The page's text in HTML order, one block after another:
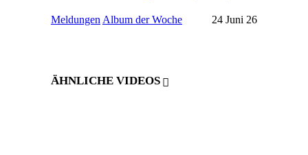
Meldungen Album der Woche 24 Juni 26
ÄHNLICHE VIDEOS